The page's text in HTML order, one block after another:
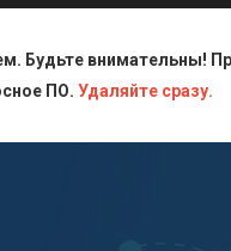
Будьте внимательны!
ПО. Удаляйте сразу.